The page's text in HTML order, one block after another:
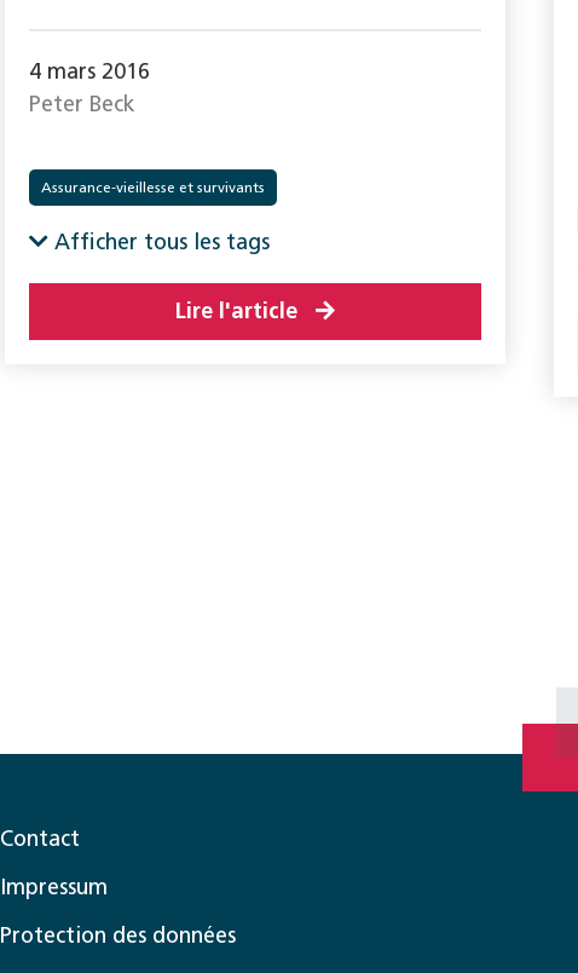
4 mars 2016
Peter Beck
Assurance-vieillesse et survivants
Afficher tous les tags
Lire l'article
Contact
Impressum
Protection des données